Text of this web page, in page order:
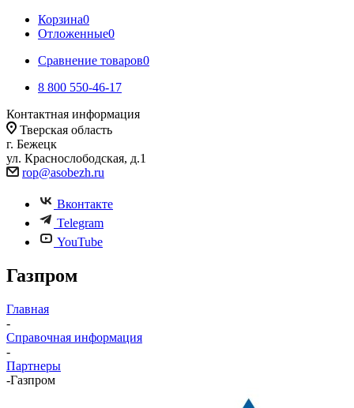
Корзина0
Отложенные0
Сравнение товаров0
8 800 550-46-17
Контактная информация
Тверская область
г. Бежецк
ул. Краснослободская, д.1
rop@asobezh.ru
Вконтакте
Telegram
YouTube
Газпром
Главная
-
Справочная информация
-
Партнеры
-Газпром